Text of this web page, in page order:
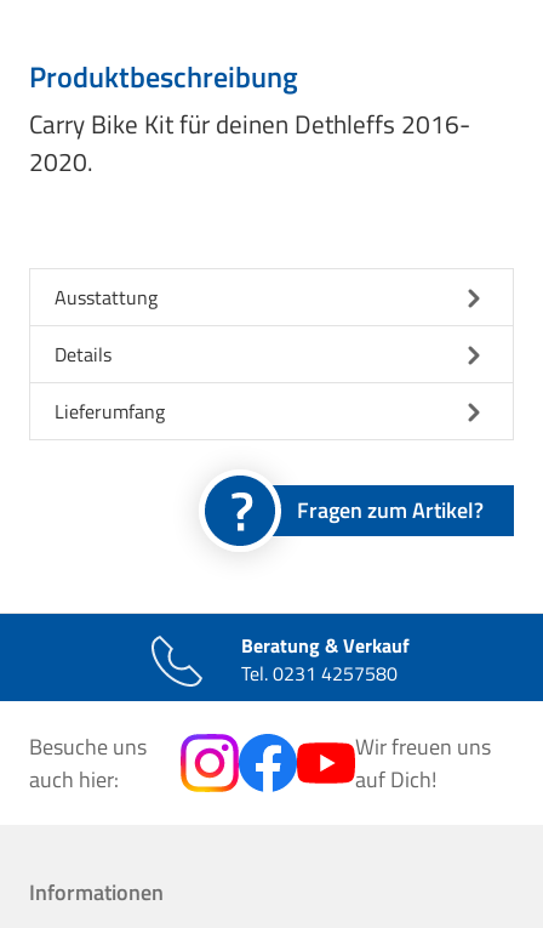
Produktbeschreibung
Carry Bike Kit für deinen Dethleffs 2016-
2020.
Ausstattung
Details
Lieferumfang
Fragen zum Artikel?
Beratung & Verkauf
Tel.0231 4257580
Besuche uns
auch hier:
Wir freuen uns
auf Dich!
Informationen